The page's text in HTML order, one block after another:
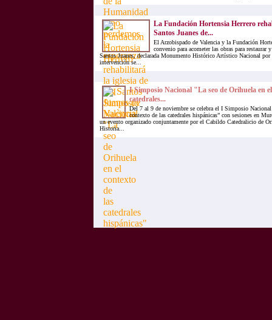
La Fundación Hortensia Herrero
Santos Juanes de...
El Arzobispado de Valencia y la Fundación
convenio para acometer las obras para
Santos Juanes, declarada Monumento Histórico Artístico Nacional
intervención se...
I Simposio Nacional "La seo de Orihuela en
catedrales...
Del 7 al 9 de noviembre se celebra el I Simposio
contexto de las catedrales hispánicas” con sesiones en
un evento organizado conjuntamente por el Cabildo Catedralicio de
Historia...